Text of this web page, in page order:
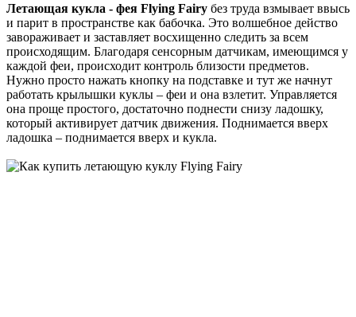
Летающая кукла - фея Flying Fairy без труда взмывает ввысь
и парит в пространстве как бабочка. Это волшебное действо
завораживает и заставляет восхищенно следить за всем
происходящим. Благодаря сенсорным датчикам, имеющимся у
каждой феи, происходит контроль близости предметов.
Нужно просто нажать кнопку на подставке и тут же начнут
работать крылышки куклы – феи и она взлетит. Управляется
она проще простого, достаточно поднести снизу ладошку,
который активирует датчик движения. Поднимается вверх
ладошка – поднимается вверх и кукла.